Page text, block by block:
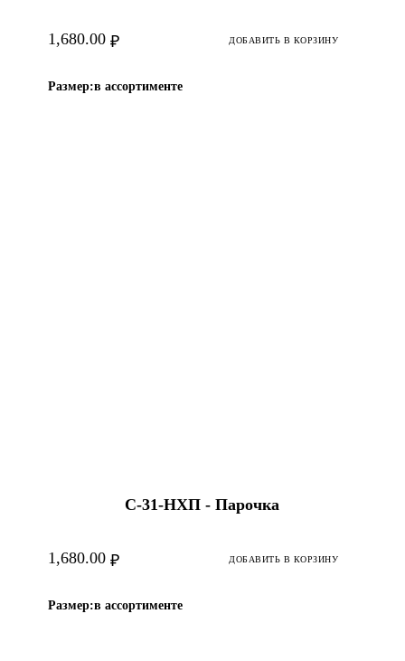
₽
1,680.00 ДОБАВИТЬ В КОРЗИНУ
Размер:в ассортименте
С-31-HХП - Парочка
₽
1,680.00 ДОБАВИТЬ В КОРЗИНУ
Размер:в ассортименте